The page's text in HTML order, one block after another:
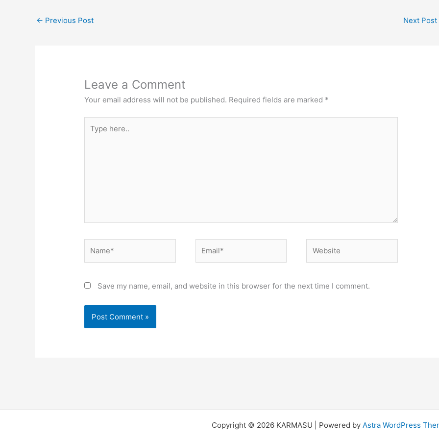
← Previous Post Next Post
Leave a Comment
Your email address will not be published. Required fields are marked *
here..
Save my name, email, and website in this browser for the next time I comment.
Copyright © 2026 KARMASU | Powered by Astra WordPress